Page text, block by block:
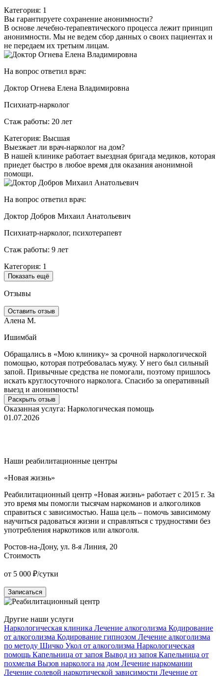
Категория: 1
Вы гарантируете сохранение анонимности?
В основе лечебно-терапевтического процесса лежит принцип
анонимности. Мы не ведем сбор данных о своих пациентах и
не передаем их третьим лицам.
На вопрос ответил врач:
Доктор Огнева Елена Владимировна
Психиатр-нарколог
Стаж работы: 20 лет
Категория: Высшая
Выезжает ли врач-нарколог на дом?
В нашей клинике работает выездная бригада медиков, которая
приедет быстро в любое время для оказания анонимной
помощи.
На вопрос ответил врач:
Доктор Добров Михаил Анатольевич
Психиатр-нарколог, психотерапевт
Стаж работы: 9 лет
Категория: 1
Показать ещё
Отзывы
Оставить отзыв
Алена М.
Ишимбай
Обращались в «Мою клинику» за срочной наркологической
помощью, которая потребовалась мужу. У него был сильный
запой. Привычные средства не помогали, поэтому пришлось
искать круглосуточного нарколога. Спасибо за оперативный
выезд и анонимность!
Раскрыть отзыв
Оказанная услуга: Наркологическая помощь
01.07.2026
Наши реабилитационные центры
«Новая жизнь»
Реабилитационный центр «Новая жизнь» работает с 2015 г. За
это время мы помогли тысячам наркоманов и алкоголиков
справиться с зависимостью. Наша цель – помочь зависимому
научиться радоваться жизни и справляться с трудностями без
употребления наркотиков или алкоголя.
Ростов-на-Дону, ул. 8-я Линия, 20
Стоимость
от 5 000 ₽/сутки
Записаться
Другие наши услуги
Наркологическая клиника Лечение алкоголизма Кодирование
от алкоголизма Кодирование гипнозом Лечение алкоголизма
по методу Шичко Укол от алкоголизма Наркологическая
помощь Капельница от запоя Вывод из запоя Капельница от
похмелья Вызов нарколога на дом Лечение наркомании
Лечение солевой наркотической зависимости Лечение от